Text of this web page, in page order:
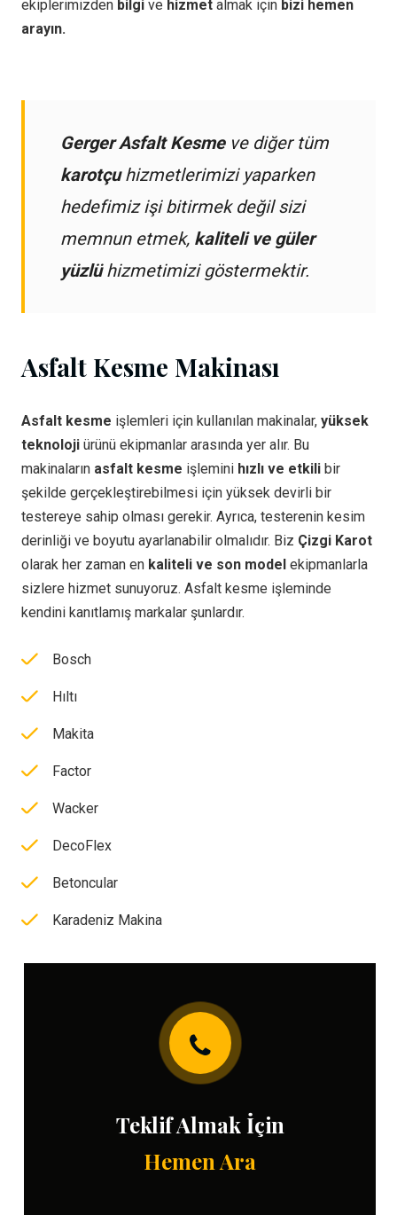
ekiplerimizden bilgi ve hizmet almak için bizi hemen
arayın.
Gerger Asfalt Kesmeve diğer tüm
karotçuhizmetlerimizi yaparken
hedefimiz işi bitirmek değil sizi
memnun etmek, kaliteli ve güler
yüzlühizmetimizi göstermektir.
Asfalt Kesme Makinası
Asfalt kesme işlemleri için kullanılan makinalar, yüksek
teknoloji ürünü ekipmanlar arasında yer alır. Bu
makinaların asfalt kesme işlemini hızlı ve etkili bir
şekilde gerçekleştirebilmesi için yüksek devirli bir
testereye sahip olması gerekir. Ayrıca, testerenin kesim
derinliği ve boyutu ayarlanabilir olmalıdır. Biz Çizgi Karot
olarak her zaman en kaliteli ve son model ekipmanlarla
sizlere hizmet sunuyoruz. Asfalt kesme işleminde
kendini kanıtlamış markalar şunlardır.
Bosch
Hıltı
Makita
Factor
Wacker
DecoFlex
Betoncular
Karadeniz Makina
Teklif Almak İçin
Hemen Ara